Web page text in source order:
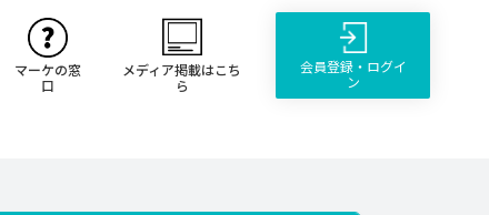
マーケの窓
口
メディア掲載はこち
ら
会員登録・ログイ
ン